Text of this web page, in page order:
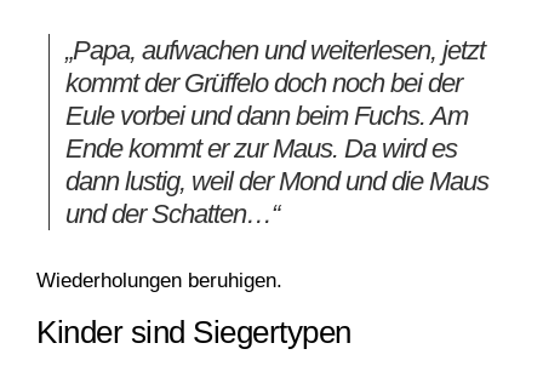
„Papa, aufwachen und weiterlesen, jetzt
kommt der Grüffelo doch noch bei der
Eule vorbei und dann beim Fuchs. Am
Ende kommt er zur Maus. Da wird es
dann lustig, weil der Mond und die Maus
und der Schatten…“
Wiederholungen beruhigen.
Kinder sind Siegertypen